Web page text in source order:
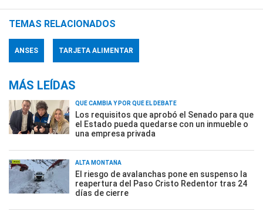
TEMAS RELACIONADOS
ANSES TARJETA ALIMENTAR
MÁS LEÍDAS
QUÉ CAMBIA Y POR QUÉ EL DEBATE
Los requisitos que aprobó el Senado para que
el Estado pueda quedarse con un inmueble o
una empresa privada
ALTA MONTAÑA
El riesgo de avalanchas pone en suspenso la
reapertura del Paso Cristo Redentor tras 24
días de cierre